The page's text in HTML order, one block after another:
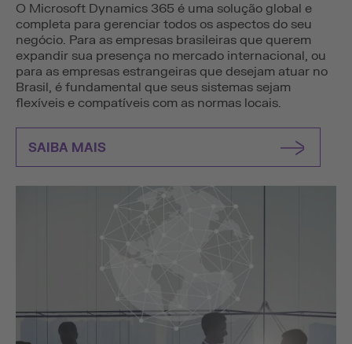
O Microsoft Dynamics 365 é uma solução global e
completa para gerenciar todos os aspectos do seu
negócio. Para as empresas brasileiras que querem
expandir sua presença no mercado internacional, ou
para as empresas estrangeiras que desejam atuar no
Brasil, é fundamental que seus sistemas sejam
flexíveis e compatíveis com as normas locais.
SAIBA MAIS